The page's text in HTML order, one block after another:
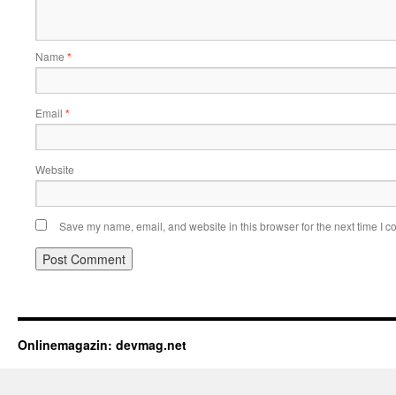
Name *
Email *
Website
Save my name, email, and website in this browser for the next time I
Onlinemagazin: devmag.net